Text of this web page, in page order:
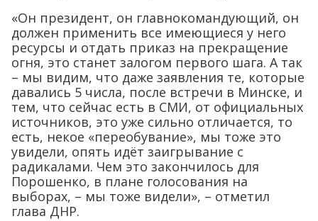
«Он президент, он главнокомандующий, он
должен применить все имеющиеся у него
ресурсы и отдать приказ на прекращение
огня, это станет залогом первого шага. А так
– мы видим, что даже заявления те, которые
давались 5 числа, после встречи в Минске, и
тем, что сейчас есть в СМИ, от официальных
источников, это уже сильно отличается, то
есть, некое «переобувание», мы тоже это
увидели, опять идёт заигрывание с
радикалами. Чем это закончилось для
Порошенко, в плане голосования на
выборах, – мы тоже видели», – отметил
глава ДНР.